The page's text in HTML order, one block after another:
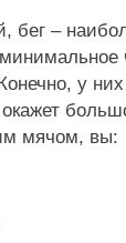
бег –
у
мячом, вы: